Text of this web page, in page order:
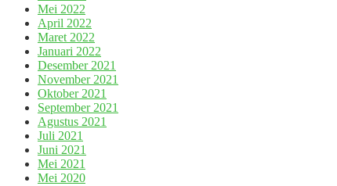
Mei 2022
April 2022
Maret 2022
Januari 2022
Desember 2021
November 2021
Oktober 2021
September 2021
Agustus 2021
Juli 2021
Juni 2021
Mei 2021
Mei 2020